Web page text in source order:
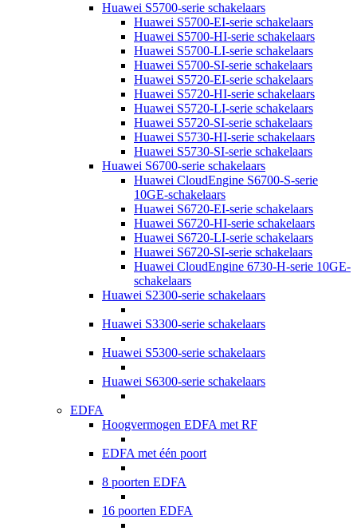
Huawei S5700-serie schakelaars
Huawei S5700-EI-serie schakelaars
Huawei S5700-HI-serie schakelaars
Huawei S5700-LI-serie schakelaars
Huawei S5700-SI-serie schakelaars
Huawei S5720-EI-serie schakelaars
Huawei S5720-HI-serie schakelaars
Huawei S5720-LI-serie schakelaars
Huawei S5720-SI-serie schakelaars
Huawei S5730-HI-serie schakelaars
Huawei S5730-SI-serie schakelaars
Huawei S6700-serie schakelaars
Huawei CloudEngine S6700-S-serie
10GE-schakelaars
Huawei S6720-EI-serie schakelaars
Huawei S6720-HI-serie schakelaars
Huawei S6720-LI-serie schakelaars
Huawei S6720-SI-serie schakelaars
Huawei CloudEngine 6730-H-serie 10GE-
schakelaars
Huawei S2300-serie schakelaars
Huawei S3300-serie schakelaars
Huawei S5300-serie schakelaars
Huawei S6300-serie schakelaars
EDFA
Hoogvermogen EDFA met RF
EDFA met één poort
8 poorten EDFA
16 poorten EDFA